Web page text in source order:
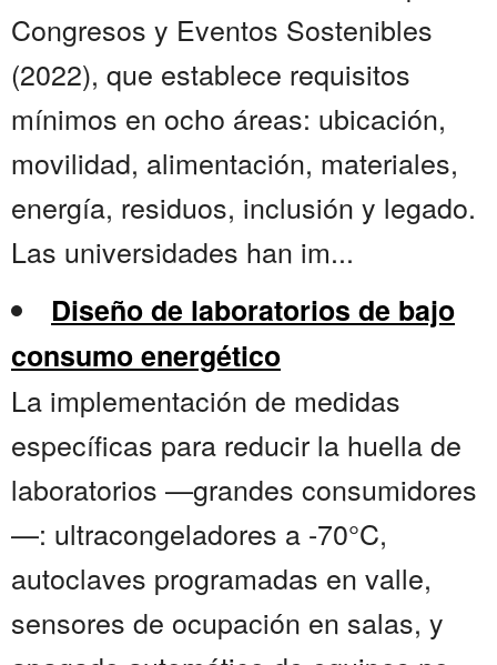
Congresos y Eventos Sostenibles
(2022), que establece requisitos
mínimos en ocho áreas: ubicación,
movilidad, alimentación, materiales,
energía, residuos, inclusión y legado.
Las universidades han im...
Diseño de laboratorios de bajo
consumo energético
La implementación de medidas
específicas para reducir la huella de
laboratorios —grandes consumidores
—: ultracongeladores a -70°C,
autoclaves programadas en valle,
sensores de ocupación en salas, y